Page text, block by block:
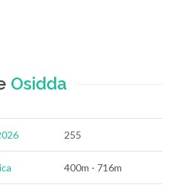
Osidda
255
400m - 716m